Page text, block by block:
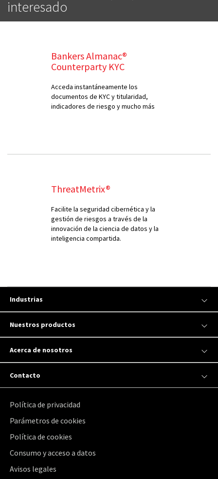
interesado
Bankers Almanac®
Counterparty KYC
Acceda instantáneamente los
documentos de KYC y titularidad,
indicadores de riesgo y mucho más
ThreatMetrix®
Facilite la seguridad cibernética y la
gestión de riesgos a través de la
innovación de la ciencia de datos y la
inteligencia compartida.
Industrias
Nuestros productos
Acerca de nosotros
Contacto
Política de privacidad
Parámetros de cookies
Política de cookies
Consumo y acceso a datos
Avisos legales